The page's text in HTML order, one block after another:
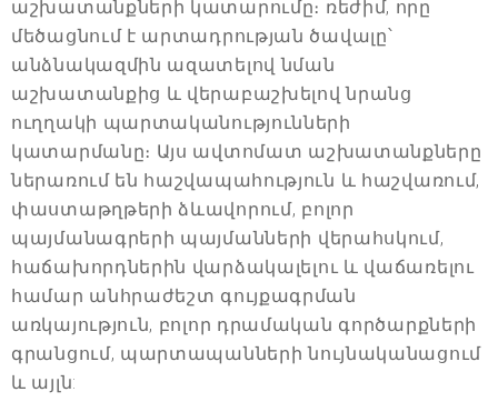
աշխատանքների կատարումը։ ռեժիմ, որը
մեծացնում է արտադրության ծավալը՝
անձնակազմին ազատելով նման
աշխատանքից և վերաբաշխելով նրանց
ուղղակի պարտականությունների
կատարմանը։ Այս ավտոմատ աշխատանքները
ներառում են հաշվապահություն և հաշվառում,
փաստաթղթերի ձևավորում, բոլոր
պայմանագրերի պայմանների վերահսկում,
հաճախորդներին վարձակալելու և վաճառելու
համար անհրաժեշտ գույքագրման
առկայություն, բոլոր դրամական գործարքների
գրանցում, պարտապանների նույնականացում
և այլն: